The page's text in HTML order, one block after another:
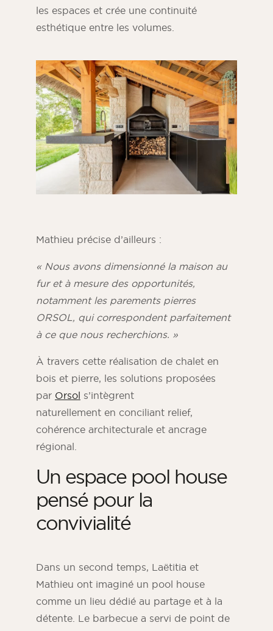
les espaces et crée une continuité
esthétique entre les volumes.
Mathieu précise d’ailleurs :
« Nous avons dimensionné la maison au
fur et à mesure des opportunités,
notamment les parements pierres
ORSOL, qui correspondent parfaitement
à ce que nous recherchions. »
À travers cette réalisation de chalet en
bois et pierre, les solutions proposées
par Orsol s’intègrent
naturellement en conciliant relief,
cohérence architecturale et ancrage
régional.
Un espace pool house
pensé pour la
convivialité
Dans un second temps, Laëtitia et
Mathieu ont imaginé un pool house
comme un lieu dédié au partage et à la
détente. Le barbecue a servi de point de